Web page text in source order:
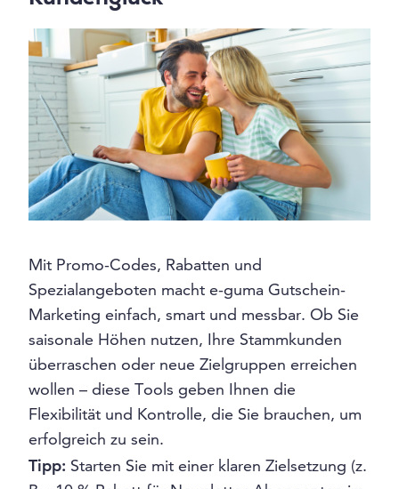
Mit Promo-Codes, Rabatten und
Spezialangeboten macht e-guma Gutschein-
Marketing einfach, smart und messbar. Ob Sie
saisonale Höhen nutzen, Ihre Stammkunden
überraschen oder neue Zielgruppen erreichen
wollen – diese Tools geben Ihnen die
Flexibilität und Kontrolle, die Sie brauchen, um
erfolgreich zu sein.
Tipp: Starten Sie mit einer klaren Zielsetzung (z.